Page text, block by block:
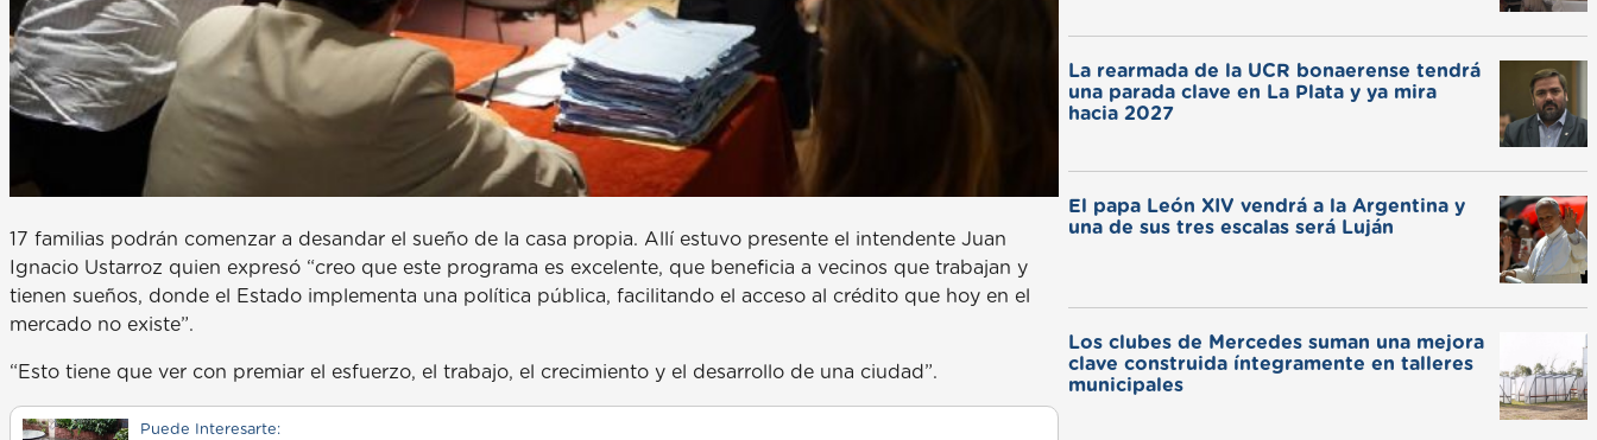
17 familias podrán comenzar a desandar el sueño de la casa propia. Allí estuvo presente el intendente Juan
Ignacio Ustarroz quien expresó “creo que este programa es excelente, que beneficia a vecinos que trabajan y
tienen sueños, donde el Estado implementa una política pública, facilitando el acceso al crédito que hoy en el
mercado no existe”.
“Esto tiene que ver con premiar el esfuerzo, el trabajo, el crecimiento y el desarrollo de una ciudad”.
Puede Interesarte:
La rearmada de la UCR bonaerense tendrá
una parada clave en La Plata y ya mira
hacia 2027
El papa León XIV vendrá a la Argentina y
una de sus tres escalas será Luján
Los clubes de Mercedes suman una mejora
clave construida íntegramente en talleres
municipales